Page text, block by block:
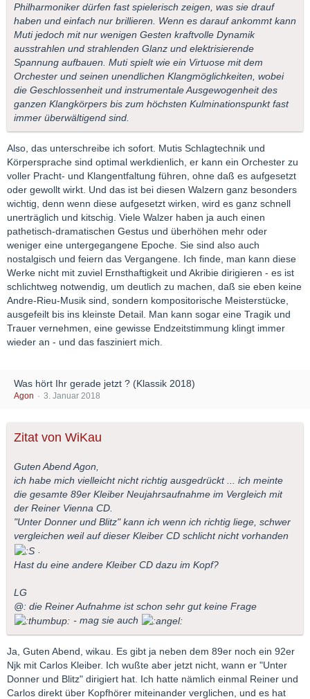
Philharmoniker dürfen fast spielerisch zeigen, was sie drauf
haben und einfach nur brillieren. Wenn es darauf ankommt kann
Muti jedoch mit nur wenigen Gesten kraftvolle Dynamik
ausstrahlen und strahlenden Glanz und elektrisierende
Spannung aufbauen. Muti spielt wie ein Virtuose mit dem
Orchester und seinen unendlichen Klangmöglichkeiten, wobei
die Geschlossenheit und instrumentale Ausgewogenheit des
ganzen Klangkörpers bis zum höchsten Kulminationspunkt fast
immer überwältigend sind.
Also, das unterschreibe ich sofort. Mutis Schlagtechnik und
Körpersprache sind optimal werkdienlich, er kann ein Orchester zu
voller Pracht- und Klangentfaltung führen, ohne daß es aufgesetzt
oder gewollt wirkt. Und das ist bei diesen Walzern ganz besonders
wichtig, denn wenn diese aufgesetzt wirken, wird es ganz schnell
unerträglich und kitschig. Viele Walzer haben ja auch einen
pathetisch-dramatischen Gestus und überhöhen mehr oder
weniger eine untergegangene Epoche. Sie sind also auch
nostalgisch und feiern das Vergangene. Ich finde, man kann diese
Werke nicht mit zuviel Ernsthaftigkeit und Akribie dirigieren - es ist
schlichtweg notwendig, um deutlich zu machen, daß sie eben keine
Andre-Rieu-Musik sind, sondern kompositorische Meisterstücke,
ausgefeilt bis ins kleinste Detail. Man kann sogar eine Tragik und
Trauer vernehmen, eine gewisse Endzeitstimmung klingt immer
wieder an - und das fasziniert mich.
Was hört Ihr gerade jetzt ? (Klassik 2018)
Agon 3. Januar 2018
Zitat von WiKau
Guten Abend Agon,
ich habe mich vielleicht nicht richtig ausgedrückt ... ich meinte
die gesamte 89er Kleiber Neujahrsaufnahme im Vergleich mit
der Reiner Vienna CD.
"Unter Donner und Blitz" kann ich wenn ich richtig liege, schwer
vergleichen weil auf dieser Kleiber CD schlicht nicht vorhanden
.
Hast du eine andere Kleiber CD dazu im Kopf?
LG
@: die Reiner Aufnahme ist schon sehr gut keine Frage
- mag sie auch
Ja, Guten Abend, wikau. Es gibt ja neben dem 89er noch ein 92er
Njk mit Carlos Kleiber. Ich wußte aber jetzt nicht, wann er "Unter
Donner und Blitz" dirigiert hat. Ich hatte nämlich einmal Reiner und
Carlos direkt über Kopfhörer miteinander verglichen, und es hat